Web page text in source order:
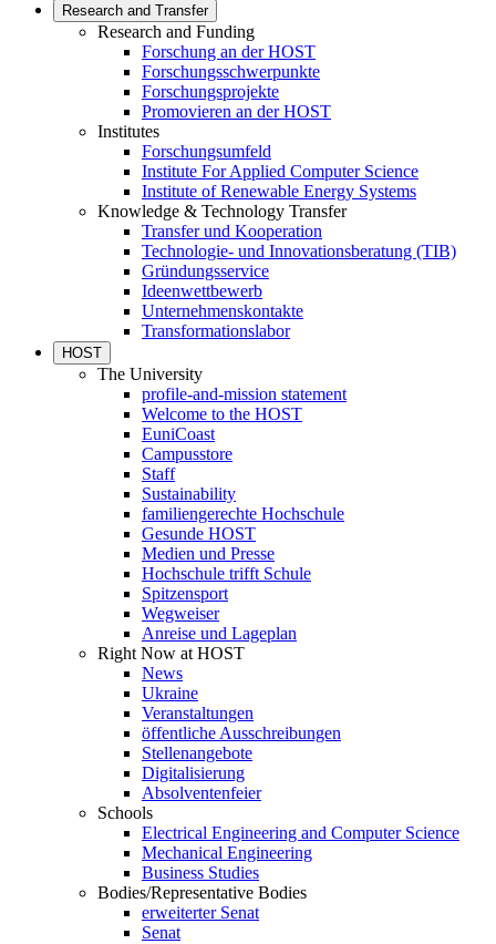
Research and Transfer
Research and Funding
Forschung an der HOST
Forschungsschwerpunkte
Forschungsprojekte
Promovieren an der HOST
Institutes
Forschungsumfeld
Institute For Applied Computer Science
Institute of Renewable Energy Systems
Knowledge & Technology Transfer
Transfer und Kooperation
Technologie- und Innovationsberatung (TIB)
Gründungsservice
Ideenwettbewerb
Unternehmenskontakte
Transformationslabor
HOST
The University
profile-and-mission statement
Welcome to the HOST
EuniCoast
Campusstore
Staff
Sustainability
familiengerechte Hochschule
Gesunde HOST
Medien und Presse
Hochschule trifft Schule
Spitzensport
Wegweiser
Anreise und Lageplan
Right Now at HOST
News
Ukraine
Veranstaltungen
öffentliche Ausschreibungen
Stellenangebote
Digitalisierung
Absolventenfeier
Schools
Electrical Engineering and Computer Science
Mechanical Engineering
Business Studies
Bodies/Representative Bodies
erweiterter Senat
Senat